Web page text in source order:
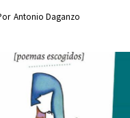
Antonio Daganzo